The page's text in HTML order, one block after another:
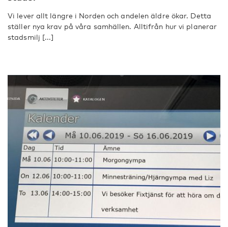
Vi lever allt längre i Norden och andelen äldre ökar. Detta
ställer nya krav på våra samhällen. Alltifrån hur vi planerar
stadsmilj [...]